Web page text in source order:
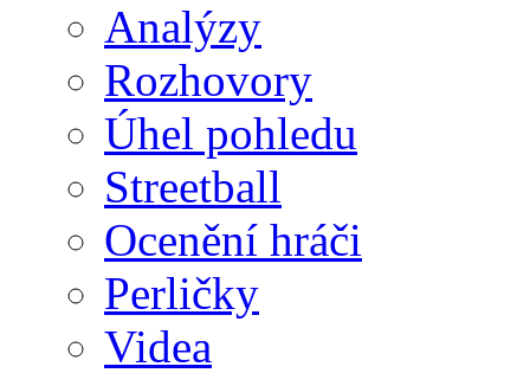
Analýzy
Rozhovory
Úhel pohledu
Streetball
Ocenění hráči
Perličky
Videa